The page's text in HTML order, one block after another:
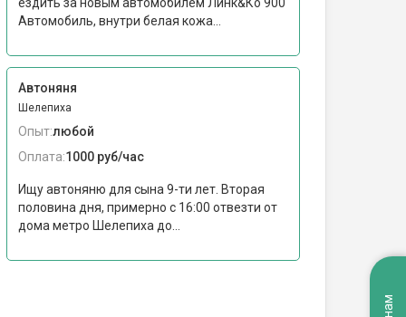
Автомобиль, внутри белая кожа...
Автоняня
Шелепиха
Опыт:любой
Оплата:1000 руб/час
Ищу автоняню для сына 9-ти лет. Вторая
половина дня, примерно с 16:00 отвезти от
дома метро Шелепиха до...